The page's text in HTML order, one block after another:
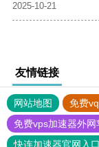
2025-10-21
友情链接
网站地图 免费
免费vps加速器外网
快连加速器官网入口